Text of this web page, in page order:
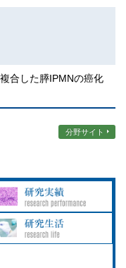
合した膵IPMNの癌化
分野サイト